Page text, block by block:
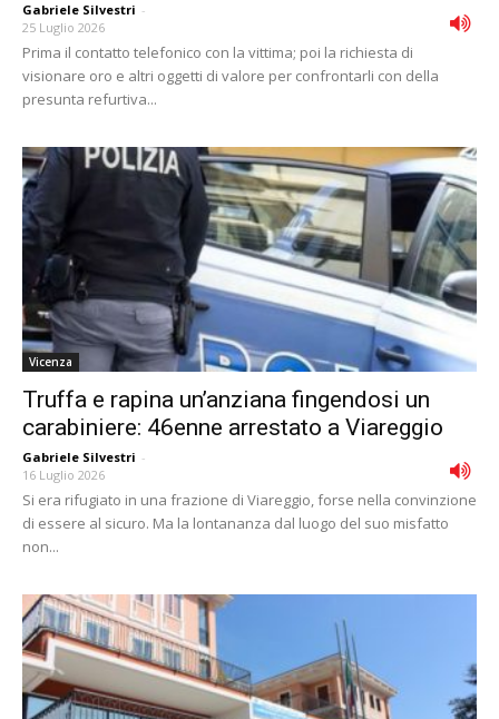
Gabriele Silvestri -
25 Luglio 2026
Prima il contatto telefonico con la vittima; poi la richiesta di
visionare oro e altri oggetti di valore per confrontarli con della
presunta refurtiva...
Vicenza
Truffa e rapina un’anziana fingendosi un
carabiniere: 46enne arrestato a Viareggio
Gabriele Silvestri -
16 Luglio 2026
Si era rifugiato in una frazione di Viareggio, forse nella convinzione
di essere al sicuro. Ma la lontananza dal luogo del suo misfatto
non...